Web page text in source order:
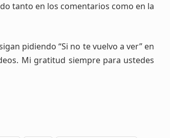
tanto en los comentarios como en la
pidiendo “Si no te vuelvo a ver” en
Mi gratitud siempre para ustedes